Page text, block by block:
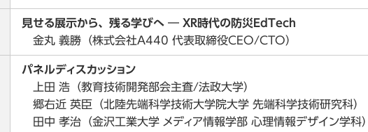
見せる展示から、残る学びへ ― XR時代の防災EdTech
金丸 義勝（株式会社A440 代表取締役CEO/CTO）
パネルディスカッション
上田 浩（教育技術開発部会主査/法政大学）
郷右近 英臣（北陸先端科学技術大学院大学 先端科学技術研究科）
田中 孝治（金沢工業大学 メディア情報学部 心理情報デザイン学科）